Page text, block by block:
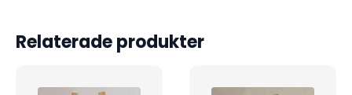
Relaterade produkter